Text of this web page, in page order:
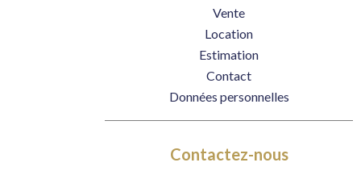
Vente
Location
Estimation
Contact
Données personnelles
Contactez-nous